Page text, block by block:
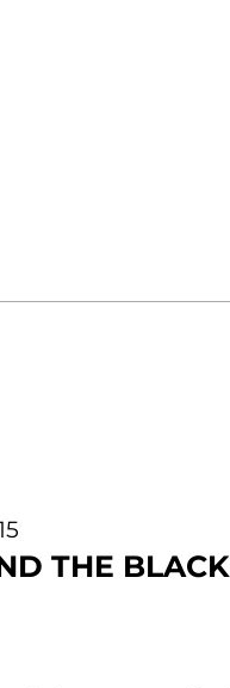
THE BLACK